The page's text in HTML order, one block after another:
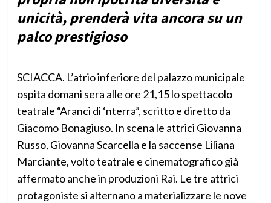
unicità, prenderà vita ancora su un
palco prestigioso
SCIACCA. L’atrio inferiore del palazzo municipale
ospita domani sera alle ore 21,15 lo spettacolo
teatrale “Aranci di ‘nterra”, scritto e diretto da
Giacomo Bonagiuso. In scena le attrici Giovanna
Russo, Giovanna Scarcella e la saccense Liliana
Marciante, volto teatrale e cinematografico già
affermato anche in produzioni Rai. Le tre attrici
protagoniste si alternano a materializzare le nove